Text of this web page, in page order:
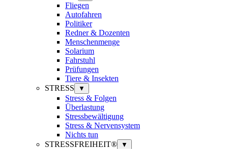
Fliegen
Autofahren
Politiker
Redner & Dozenten
Menschenmenge
Solarium
Fahrstuhl
Prüfungen
Tiere & Insekten
STRESS
▼
Stress & Folgen
Überlastung
Stressbewältigung
Stress & Nervensystem
Nichts tun
STRESSFREIHEIT®
▼